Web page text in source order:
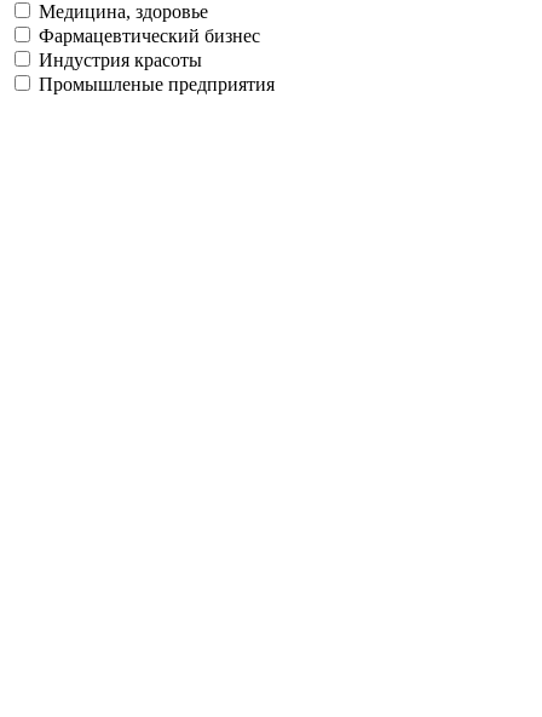
Медицина, здоровье
Фармацевтический бизнес
Индустрия красоты
Промышленые предприятия